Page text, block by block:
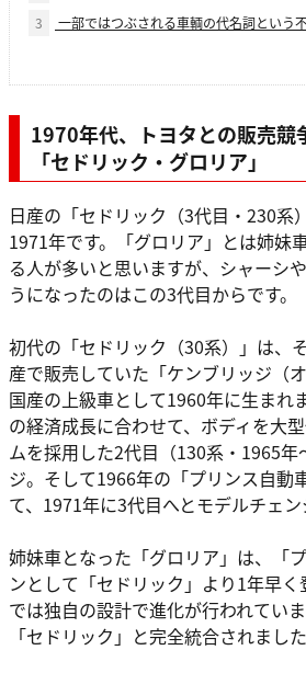
3
一部ではつぶされる車輌の代名詞という
1970年代、トヨタとの販売競
「セドリック・グロリア」
日産の「セドリック（3代目・230系
1971年です。「グロリア」とは姉妹
る人が多いと思いますが、シャーシ
うになったのはこの3代目からです。
初代の「セドリック（30系）」は、
産で販売していた「ケンブリッジ（
国産の上級車として1960年に生まれ
の経済成長に合わせて、ボディを大
ムを採用した2代目（130系・1965年
ジ。そして1966年の「プリンス自動
て、1971年に3代目へとモデルチェン
姉妹車となった「グロリア」は、「
ンとして「セドリック」より1年早
では独自の設計で進化が行われてい
「セドリック」と完全統合されました